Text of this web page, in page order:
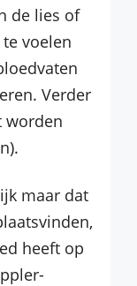
de lies of
voelen
Verder
worden
maar dat
heeft op